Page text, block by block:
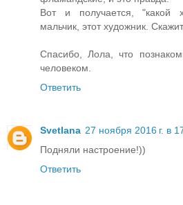
Вот и получается, "какой
мальчик, этот художник.
Спасибо, Лола, что
человеком.
Ответить
Svetlana 27 ноября 2016 г. в
Подняли настроение!))
Ответить